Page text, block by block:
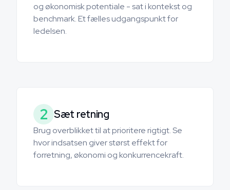
og økonomisk potentiale - sat i kontekst og
benchmark. Et fælles udgangspunkt for
ledelsen.
2 Sæt retning
Brug overblikket til at prioritere rigtigt. Se
hvor indsatsen giver størst effekt for
forretning, økonomi og konkurrencekraft.